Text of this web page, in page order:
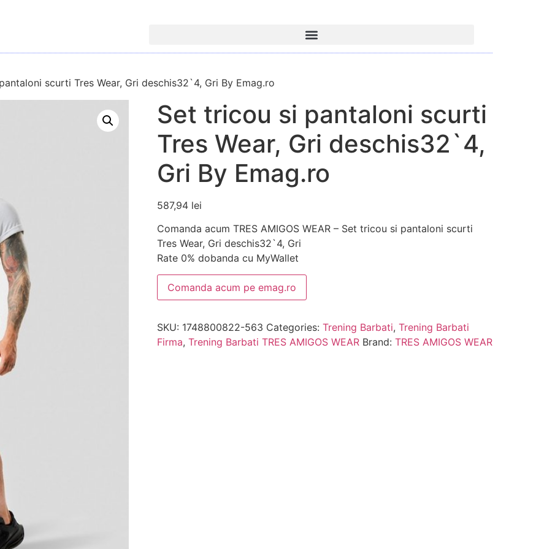
scurti Tres Wear, Gri deschis32`4, Gri By Emag.ro
Set tricou si pantaloni scurti
Tres Wear, Gri deschis32`4,
Gri By Emag.ro
587,94 lei
Comanda acum TRES AMIGOS WEAR – Set tricou si pantaloni scurti
Tres Wear, Gri deschis32`4, Gri
Rate 0% dobanda cu MyWallet
Comanda acum pe emag.ro
SKU: 1748800822-563 Categories: Trening Barbati, Trening Barbati
Firma, Trening Barbati TRES AMIGOS WEAR Brand: TRES AMIGOS WEAR